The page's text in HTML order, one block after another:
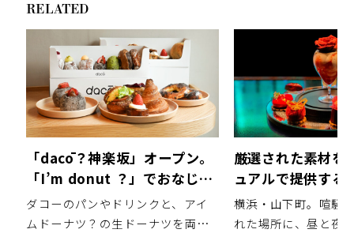
RELATED
「dacō？神楽坂」オープン。
「I’m donut ？」でおなじみ
の生ドーナツの生地がピザ窯
でこんがり！
ダコーのパンやドリンクと、アイ
ムドーナツ？の生ドーナツを両方
厳選された素材を
ュアルで提供する
Bar「
浜・山下町
横浜・山下町。喧騒
れた場所に、昼と夜